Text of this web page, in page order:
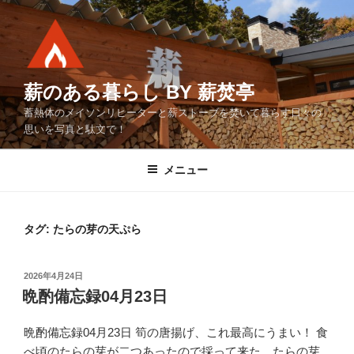
コ
ン
ツ
へ
ス
キ
薪のある暮らし BY 薪焚亭
蓄熱体のメイソンリヒーターと薪ストーブを焚いて暮らす日々の
思いを写真と駄文で！
メニュー
タグ: たらの芽の天ぷら
投
稿
日:
2026年4月24日
晩酌備忘録04月23日
晩酌備忘録04月23日 筍の唐揚げ、これ最高にうまい！ 食
べ頃のたらの芽が二つあったので採って来た。たらの芽